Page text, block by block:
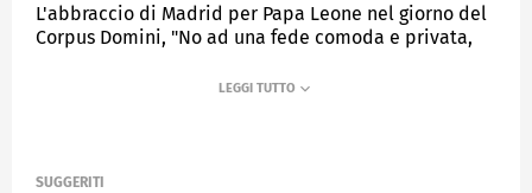
L'abbraccio di Madrid per Papa Leone nel giorno del
Corpus Domini, "No ad una fede comoda e privata,
SUGGERITI